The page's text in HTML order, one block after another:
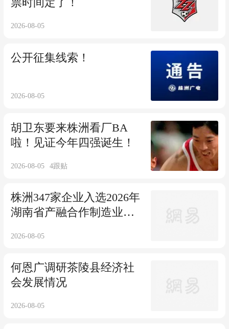
票时间定了！
2026-08-05
公开征集线索！
2026-08-05
胡卫东要来株洲看厂BA
啦！见证今年四强诞生！
2026-08-05 4跟贴
株洲347家企业入选2026年
湖南省产融合作制造业重
2026-08-05
何恩广调研茶陵县经济社
会发展情况
2026-08-05